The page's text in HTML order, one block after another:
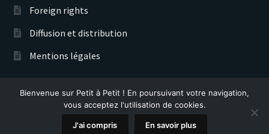
Foreign rights
Diffusion et distribution
Mentions légales
Éditions Petit à Petit © 2026
Bienvenue sur Petit à Petit ! En poursuivant votre navigation,
vous acceptez l'utilisation de cookies.
J'ai compris En savoir plus